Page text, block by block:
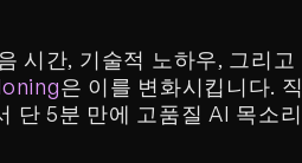
시간, 기술적 노하우, 그리고
은 이를 변화시킵니다. 직
단 5분 만에 고품질 AI 목소리